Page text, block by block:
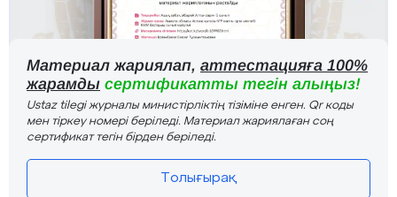
Материал жариялап, аттестацияға 100%
жарамды сертификатты тегін алыңыз!
Ustaz tilegi журналы министірліктің тізіміне енген. Qr коды
мен тіркеу номері беріледі. Материал жариялаған соң
сертификат тегін бірден беріледі.
Толығырақ